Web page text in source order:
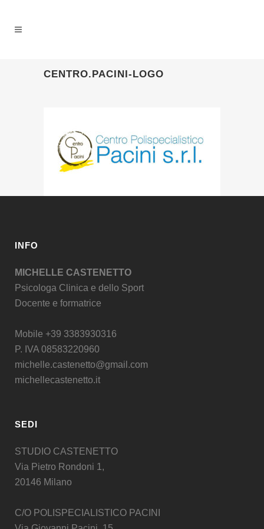
CENTRO.PACINI-LOGO
INFO
MICHELLE CASTENETTO
Psicologa Clinica e dello Sport
Docente e formatrice
Mobile +39 3383930316
P. IVA 08583220960
michelle.castenetto@gmail.com
michellecastenetto.it
SEDI
STUDIO CASTENETTO
Via Pietro Rondoni 1,
20146 Milano
C/O POLISPECIALISTICO PACINI